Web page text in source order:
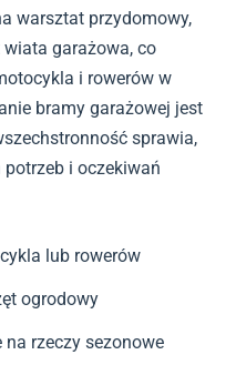
warsztat przydomowy,
garażowa, co
i rowerów w
bramy garażowej jest
sprawia,
i oczekiwań
lub rowerów
ogrodowy
rzeczy sezonowe